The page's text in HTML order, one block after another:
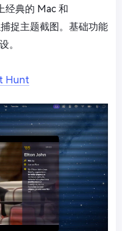
经典的 Mac 和
捉主题截图。基础功能
。
Hunt